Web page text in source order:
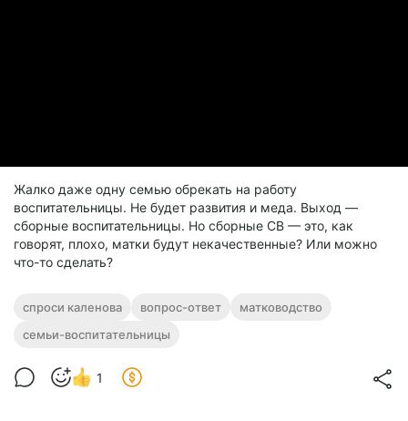
Жалко даже одну семью обрекать на работу
воспитательницы. Не будет развития и меда. Выход —
сборные воспитательницы. Но сборные СВ — это, как
говорят, плохо, матки будут некачественные? Или можно
что-то сделать?
спроси каленова вопрос-ответ
матководство
семьи-воспитательницы
1